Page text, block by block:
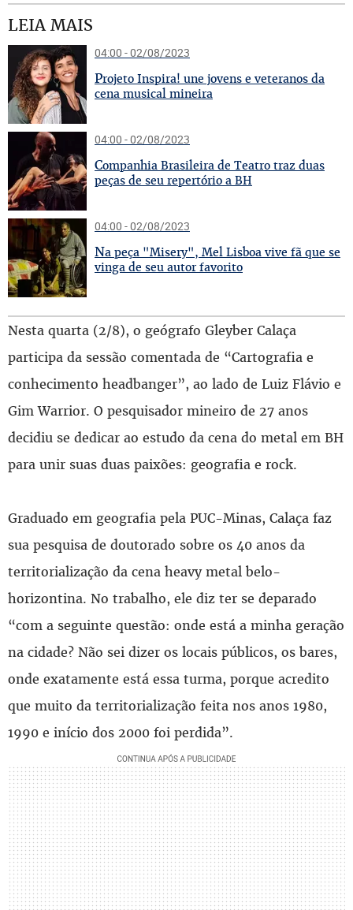
LEIA MAIS
04:00 - 02/08/2023
Projeto Inspira! une jovens e veteranos da
cena musical mineira
04:00 - 02/08/2023
Companhia Brasileira de Teatro traz duas
peças de seu repertório a BH
04:00 - 02/08/2023
Na peça "Misery", Mel Lisboa vive fã que se
vinga de seu autor favorito
Nesta quarta (2/8), o geógrafo Gleyber Calaça
participa da sessão comentada de “Cartografia e
conhecimento headbanger”, ao lado de Luiz Flávio e
Gim Warrior. O pesquisador mineiro de 27 anos
decidiu se dedicar ao estudo da cena do metal em BH
para unir suas duas paixões: geografia e rock.
Graduado em geografia pela PUC-Minas, Calaça faz
sua pesquisa de doutorado sobre os 40 anos da
territorialização da cena heavy metal belo-
horizontina. No trabalho, ele diz ter se deparado
“com a seguinte questão: onde está a minha geração
na cidade? Não sei dizer os locais públicos, os bares,
onde exatamente está essa turma, porque acredito
que muito da territorialização feita nos anos 1980,
1990 e início dos 2000 foi perdida”.